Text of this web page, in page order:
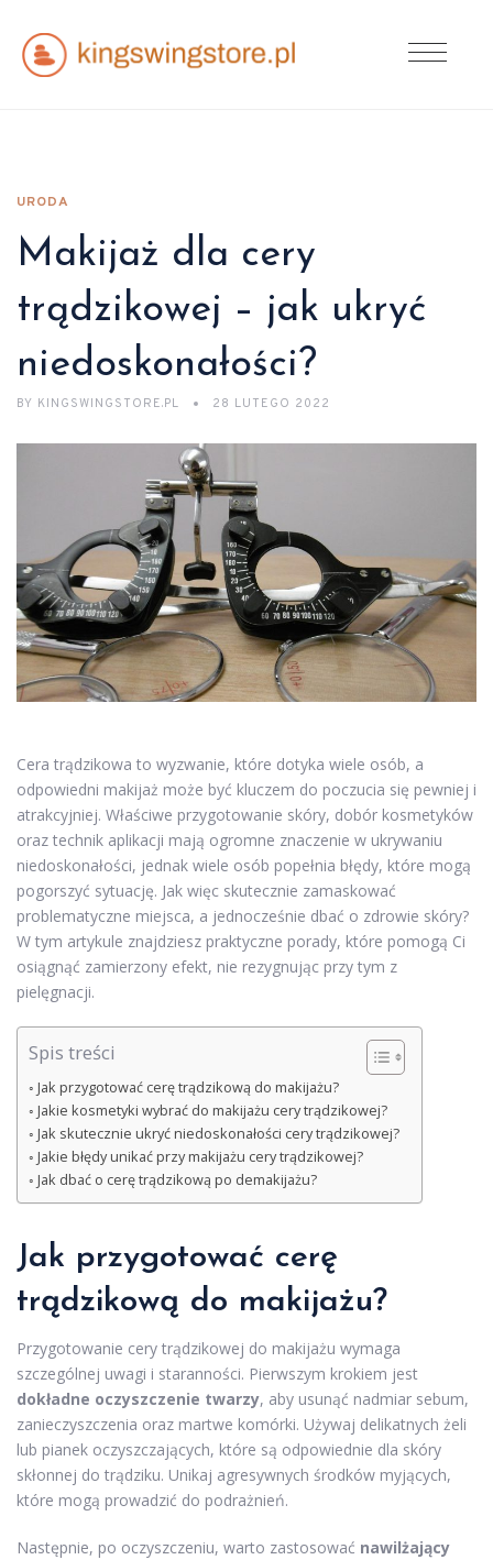
URODA
Makijaż dla cery
trądzikowej – jak ukryć
niedoskonałości?
BY KINGSWINGSTORE.PL 28 LUTEGO 2022
Cera trądzikowa to wyzwanie, które dotyka wiele osób, a
odpowiedni makijaż może być kluczem do poczucia się pewniej i
atrakcyjniej. Właściwe przygotowanie skóry, dobór kosmetyków
oraz technik aplikacji mają ogromne znaczenie w ukrywaniu
niedoskonałości, jednak wiele osób popełnia błędy, które mogą
pogorszyć sytuację. Jak więc skutecznie zamaskować
problematyczne miejsca, a jednocześnie dbać o zdrowie skóry?
W tym artykule znajdziesz praktyczne porady, które pomogą Ci
osiągnąć zamierzony efekt, nie rezygnując przy tym z
pielęgnacji.
Spis treści
Jak przygotować cerę trądzikową do makijażu?
Jakie kosmetyki wybrać do makijażu cery trądzikowej?
Jak skutecznie ukryć niedoskonałości cery trądzikowej?
Jakie błędy unikać przy makijażu cery trądzikowej?
Jak dbać o cerę trądzikową po demakijażu?
Jak przygotować cerę
trądzikową do makijażu?
Przygotowanie cery trądzikowej do makijażu wymaga
szczególnej uwagi i staranności. Pierwszym krokiem jest
dokładne oczyszczenie twarzy, aby usunąć nadmiar sebum,
zanieczyszczenia oraz martwe komórki. Używaj delikatnych żeli
lub pianek oczyszczających, które są odpowiednie dla skóry
skłonnej do trądziku. Unikaj agresywnych środków myjących,
które mogą prowadzić do podrażnień.
Następnie, po oczyszczeniu, warto zastosować nawilżający